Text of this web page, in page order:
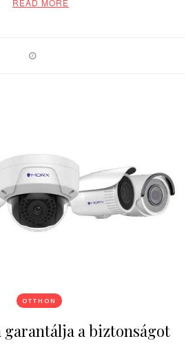
READ MORE
OTTHON
garantálja a biztonságot